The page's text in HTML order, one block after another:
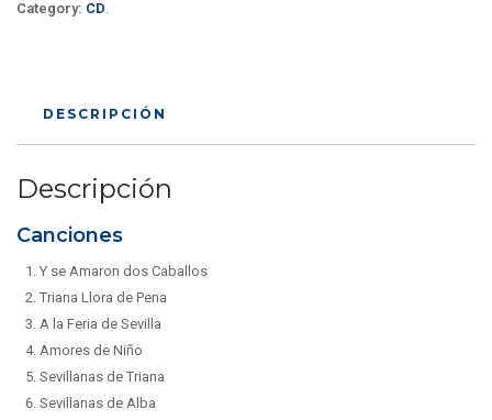
Category: CD.
DESCRIPCIÓN
Descripción
Canciones
Y se Amaron dos Caballos
Triana Llora de Pena
A la Feria de Sevilla
Amores de Niño
Sevillanas de Triana
Sevillanas de Alba